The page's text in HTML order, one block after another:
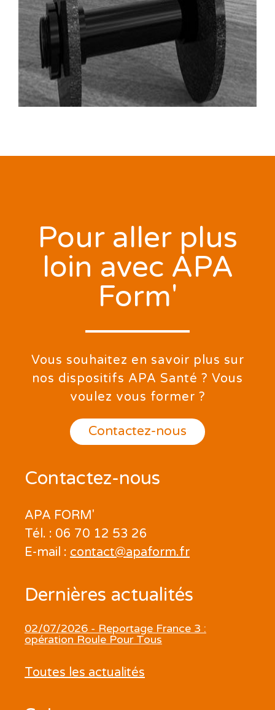
Pour aller plus
loin avec APA
Form'
Vous souhaitez en savoir plus sur
nos dispositifs APA Santé ? Vous
voulez vous former ?
Contactez-nous
Contactez-nous
APA FORM'
Tél. : 06 70 12 53 26
E-mail : contact@apaform.fr
Dernières actualités
02/07/2026 - Reportage France 3 :
opération Roule Pour Tous
Toutes les actualités